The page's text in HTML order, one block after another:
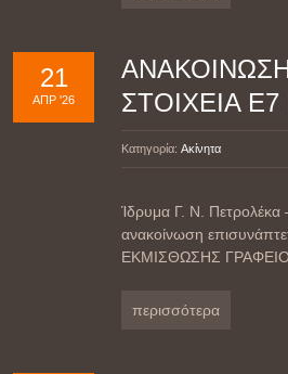
21
ΑΠΡ '26
ΣΤΟΙΧΕΙΑ
Κατηγορία: Ακίνητα
Ίδρυμα Γ. Ν.
ανακοίνωση
ΕΚΜΙΣΘΩΣΗΣ
περισσότερα